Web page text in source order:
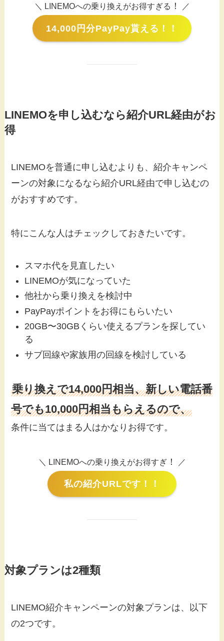
＼ LINEMOへの乗り換えがお得すぎる ！ ／
14,000円分PayPay貰える！！
LINEMOを申し込むなら紹介URL経由がお
得
LINEMOを普通に申し込むよりも、紹介キャンペ
ーンの対象になるなら紹介URL経由で申し込むの
がおすすめです。
特にこんな人はチェックしておきたいです。
スマホ代を見直したい
LINEMOが気になっていた
他社から乗り換えを検討中
PayPayポイントをお得にもらいたい
20GB〜30GBくらい使えるプランを探してい
る
サブ回線や家族用の回線を検討している
乗り換えで14,000円相当、新しい電話番
号でも10,000円相当もらえるので、
条件に当てはまる人はかなりお得です。
＼ LINEMOへの乗り換えがお得すぎ！ ／
私の紹介URLです！！
対象プランは2種類
LINEMO紹介キャンペーンの対象プランは、以下
の2つです。